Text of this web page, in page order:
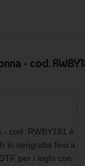
- cod.
cod. RWBY181 è
in serigrafia fino a
per i loghi con